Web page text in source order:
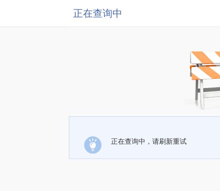
正在查询中
正在查询中，请刷新重试